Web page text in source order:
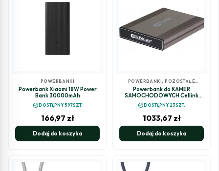
POWERBANKI
Powerbank Xiaomi 18W Power
Bank 30000mAh
check_circleDOSTĘPNY 597SZT.
166,97 zł
Dodaj do koszyka
POWERBANKI ,POZOSTAŁE
AKCESORIA MOTORYZACYJNE
Powerbank do KAMER
SAMOCHODOWYCH Cellink
NEO8+S
check_circleDOSTĘPNY 23SZT.
1033,67 zł
Dodaj do koszyka